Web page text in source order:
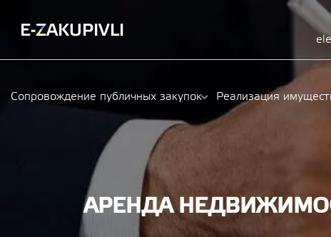
Сопровождение публичных закупок Реализация
АРЕНДА